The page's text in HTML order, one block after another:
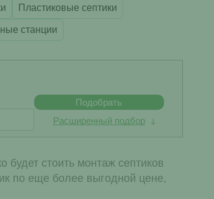
Пластиковые септики
станции
Подобрать
Расширенный подбор
будет стоить монтаж септиков
по еще более выгодной цене,